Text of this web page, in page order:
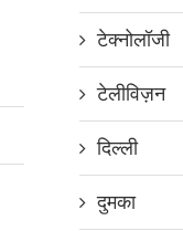
टेक्नोलॉजी
टेलीविज़न
दिल्ली
दुमका